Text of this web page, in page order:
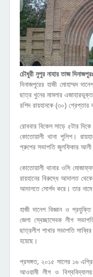
চৌধুরী নুপুর নাহার তাজ দিনাজপুরঃ
দিনাজপুরের হাজী মোহাম্মদ
ছাত্র খুনের মামলার
রশিদ রায়হানকে (৩০) গ্রেপ্তার
রোববার বিকেল সাড়ে ৫টার
কোতোয়ালী থানা পুলিশ।
গ্রুপের সভাপতি জুলফিকার আলী
কোতোয়ালী থানার ওসি
রায়হানের বিরুদ্ধে আদালত
আদালতে সোর্পদ করে। তার নামে
হাজী দানেশ বিজ্ঞান ও
জেলা স্বেচ্ছাসেবক লীগ
ছাত্রলীগ শাখার সভাপতি
হয়েছে।
প্রসঙ্গত, ২০১৫ সালের ১৬
আওয়ামী লীগ ও